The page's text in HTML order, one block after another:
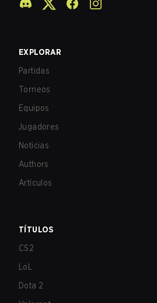
EXPLORAR
Partidas
Torneos
Equipos
Jugadores
Noticias
Authors
Artículos
TÍTULOS
CS2
LoL
Dota 2